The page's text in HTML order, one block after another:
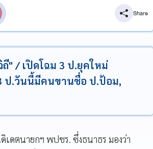
Share
" / เปิดโฉม 3 ป.ยุคใหม่
ป.วันนี้มีคนขานชื่อ ป.ป้อม,
ดตนายกฯ พปชร. ซึ่งธนาธร มองว่า